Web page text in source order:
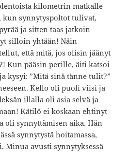
kilometrin matkalle
synnytyspoltot tulivat,
ja sitten taas jatkoin
silloin yhtään! Näin
että mitä, jos olisin jäänyt
Kun pääsin perille, äiti katsoi
kysyi: ”Mitä sinä tänne tulit?”
Kello oli puoli viisi ja
illalla oli asia selvä ja
Kätilö ei koskaan ehtinyt
oli synnyttämisen aika. Hän
synnytystä hoitamassa,
Minua avusti synnytyksessä